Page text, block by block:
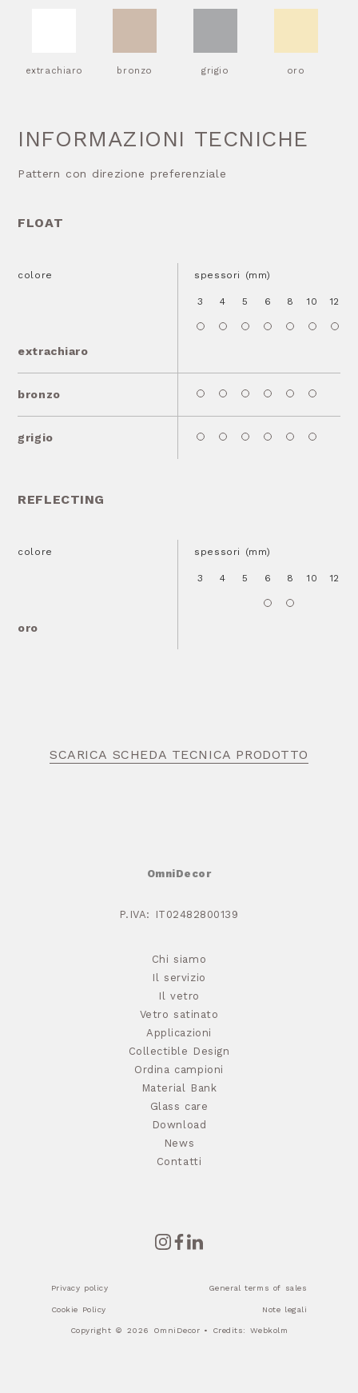
extrachiaro bronzo grigio oro
INFORMAZIONI TECNICHE
Pattern con direzione preferenziale
FLOAT
colore
extrachiaro
spessori (mm)
3 4 5 6 8 10 12
bronzo
grigio
REFLECTING
colore
oro
spessori (mm)
3 4 5 6 8 10 12
SCARICA SCHEDA TECNICA PRODOTTO
OmniDecor
P.IVA: IT02482800139
Chi siamo
Il servizio
Il vetro
Vetro satinato
Applicazioni
Collectible Design
Ordina campioni
Material Bank
Glass care
Download
News
Contatti
Privacy policy General terms of sales
Cookie Policy Note legali
Copyright © 2026 OmniDecor • Credits: Webkolm